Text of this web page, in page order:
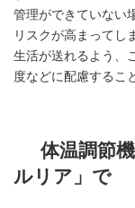
管理ができていない
リスクが高まってし
生活が送れるよう、
度などに配慮するこ
体温調節
ルリア」で